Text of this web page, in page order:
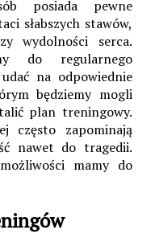
posiada pewne
słabszych stawów,
wydolności serca.
do regularnego
na odpowiednie
będziemy mogli
plan treningowy.
często zapominają
nawet do tragedii.
mamy do